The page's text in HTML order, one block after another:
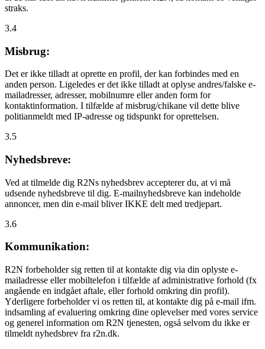
straks.
3.4
Misbrug:
Det er ikke tilladt at oprette en profil, der kan forbindes med en
anden person. Ligeledes er det ikke tilladt at oplyse andres/falske e-
mailadresser, adresser, mobilnumre eller anden form for
kontaktinformation. I tilfælde af misbrug/chikane vil dette blive
politianmeldt med IP-adresse og tidspunkt for oprettelsen.
3.5
Nyhedsbreve:
Ved at tilmelde dig R2Ns nyhedsbrev accepterer du, at vi må
udsende nyhedsbreve til dig. E-mailnyhedsbreve kan indeholde
annoncer, men din e-mail bliver IKKE delt med tredjepart.
3.6
Kommunikation:
R2N forbeholder sig retten til at kontakte dig via din oplyste e-
mailadresse eller mobiltelefon i tilfælde af administrative forhold (fx
angående en indgået aftale, eller forhold omkring din profil).
Yderligere forbeholder vi os retten til, at kontakte dig på e-mail ifm.
indsamling af evaluering omkring dine oplevelser med vores service
og generel information om R2N tjenesten, også selvom du ikke er
tilmeldt nyhedsbrev fra r2n.dk.